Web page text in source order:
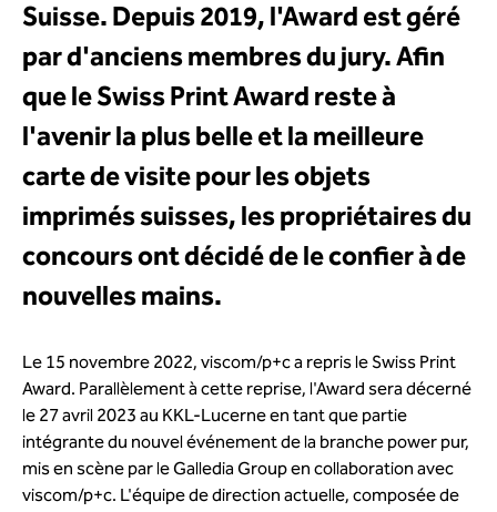
Suisse. Depuis 2019, l'Award est géré
par d'anciens membres du jury. Afin
que le Swiss Print Award reste à
l'avenir la plus belle et la meilleure
carte de visite pour les objets
imprimés suisses, les propriétaires du
concours ont décidé de le confier à de
nouvelles mains.
Le 15 novembre 2022, viscom/p+c a repris le Swiss Print
Award. Parallèlement à cette reprise, l'Award sera décerné
le 27 avril 2023 au KKL-Lucerne en tant que partie
intégrante du nouvel événement de la branche power pur,
mis en scène par le Galledia Group en collaboration avec
viscom/p+c. L'équipe de direction actuelle, composée de